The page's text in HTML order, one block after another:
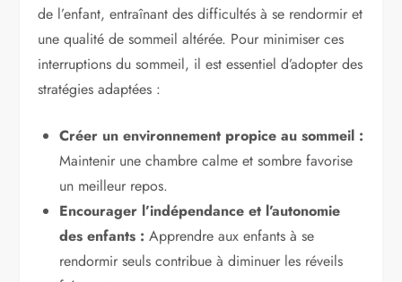
de l’enfant, entraînant des difficultés à se rendormir et
une qualité de sommeil altérée. Pour minimiser ces
interruptions du sommeil, il est essentiel d’adopter des
stratégies adaptées :
Créer un environnement propice au sommeil :
Maintenir une chambre calme et sombre favorise
un meilleur repos.
Encourager l’indépendance et l’autonomie
des enfants : Apprendre aux enfants à se
rendormir seuls contribue à diminuer les réveils